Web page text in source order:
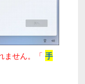
ません。「 手